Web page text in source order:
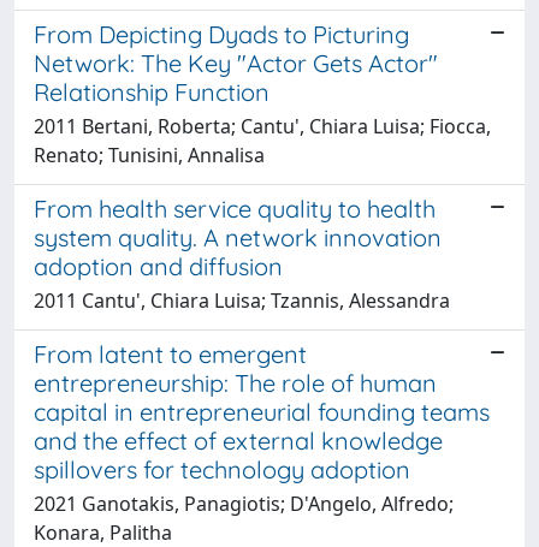
From Depicting Dyads to Picturing
Network: The Key "Actor Gets Actor"
Relationship Function
2011 Bertani, Roberta; Cantu', Chiara Luisa; Fiocca,
Renato; Tunisini, Annalisa
From health service quality to health
system quality. A network innovation
adoption and diffusion
2011 Cantu', Chiara Luisa; Tzannis, Alessandra
From latent to emergent
entrepreneurship: The role of human
capital in entrepreneurial founding teams
and the effect of external knowledge
spillovers for technology adoption
2021 Ganotakis, Panagiotis; D'Angelo, Alfredo;
Konara, Palitha